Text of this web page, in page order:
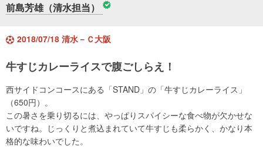
前島芳雄（清水担当）
2018/07/18 清水－Ｃ大阪
牛すじカレーライスで腹ごしらえ！
西サイドコンコースにある「STAND」の「牛すじカレーライス」
（650円）。
この暑さを乗り切るには、やっぱりスパイシーな食べ物が欠かせな
いですね。じっくりと煮込まれていて牛すじも柔らかく、かなり本
格的な味わいでした。